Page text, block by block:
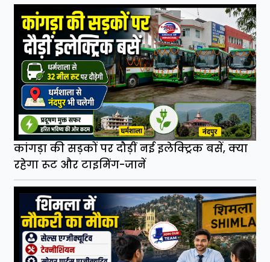
कांगड़ा की सड़कों पर दौड़ीं नई इलेक्ट्रिक बसें, क्या
रहेगा रूट और टाइमिंग-जानें